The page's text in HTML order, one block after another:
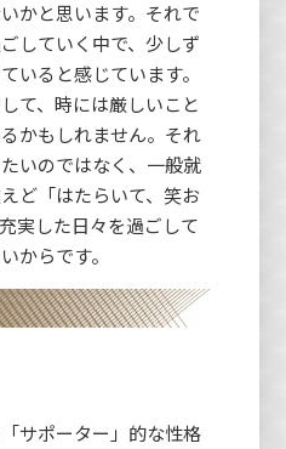
かと思います。それで
していく中で、少しず
いると感じています。
て、時には厳しいこと
かもしれません。それ
いのではなく、一般就
ど「はたらいて、笑お
実した日々を過ごして
からです。
サポーター」的な性格